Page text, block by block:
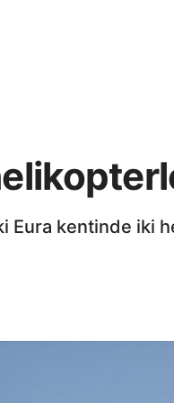
Eura kentinde iki